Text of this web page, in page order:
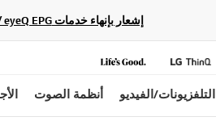
إشعار بإنهاء خدمات Gracenote Music ID / Video ID / eyeQ EPG لأجهزة مشغّل Blu-ray وأنظمة المسرح المنزلي Blu-ray، حيث لن تكون متاحة بعد الآن.
التلفزيونات/الفيديو أنظمة الصوت